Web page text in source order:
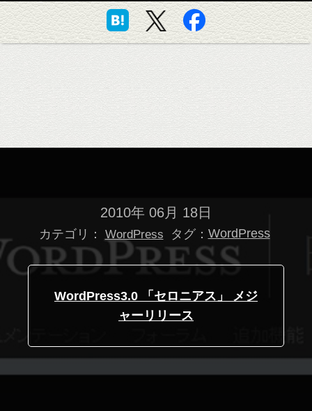
2010年 06月 18日
カテゴリ： WordPress タグ： WordPress
WordPress3.0 「セロニアス」 メジ
ャーリリース